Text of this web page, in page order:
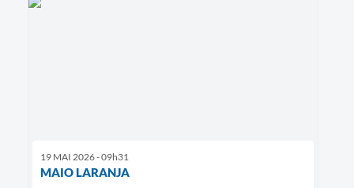
19 MAI 2026 - 09h31
MAIO LARANJA